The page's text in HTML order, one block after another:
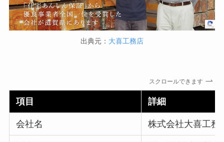
出典元： 大喜工務店
スクロールできます
項目 詳細
会社名 株式会社大喜工務